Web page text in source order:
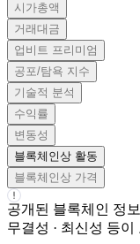
시가총액
거래대금
업비트 프리미엄
공포/탐욕 지수
기술적 분석
수익률
변동성
블록체인상 활동
블록체인상 가격
공개된 블록체인 정
무결성 · 최신성 등